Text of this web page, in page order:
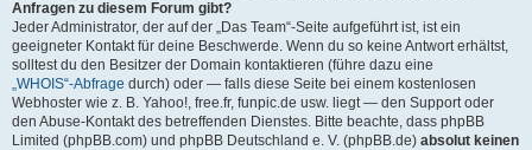
Anfragen zu diesem Forum gibt?
Jeder Administrator, der auf der „Das Team“-Seite aufgeführt ist, ist ein
geeigneter Kontakt für deine Beschwerde. Wenn du so keine Antwort erhältst,
solltest du den Besitzer der Domain kontaktieren (führe dazu eine
„WHOIS“-Abfrage durch) oder — falls diese Seite bei einem kostenlosen
Webhoster wie z. B. Yahoo!, free.fr, funpic.de usw. liegt — den Support oder
den Abuse-Kontakt des betreffenden Dienstes. Bitte beachte, dass phpBB
Limited (phpBB.com) und phpBB Deutschland e. V. (phpBB.de) absolut keinen